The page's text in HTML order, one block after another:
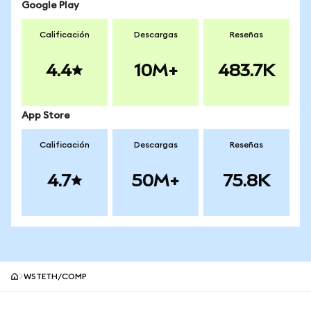
Google Play
Calificación
4.4
Descargas
10M+
Reseñas
483.7K
App Store
Calificación
4.7
Descargas
50M+
Reseñas
75.8K
WSTETH/COMP